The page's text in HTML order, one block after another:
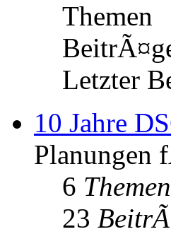
Themen
Letzter
10 Jahre
Planungen
6 Themen
23